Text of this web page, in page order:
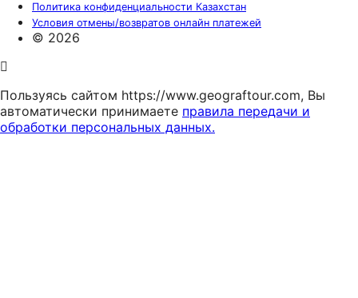
Политика конфиденциальности Казахстан
Условия отмены/возвратов онлайн платежей
© 2026
Пользуясь сайтом https://www.geograftour.com, Вы
автоматически принимаете правила передачи и
обработки персональных данных.